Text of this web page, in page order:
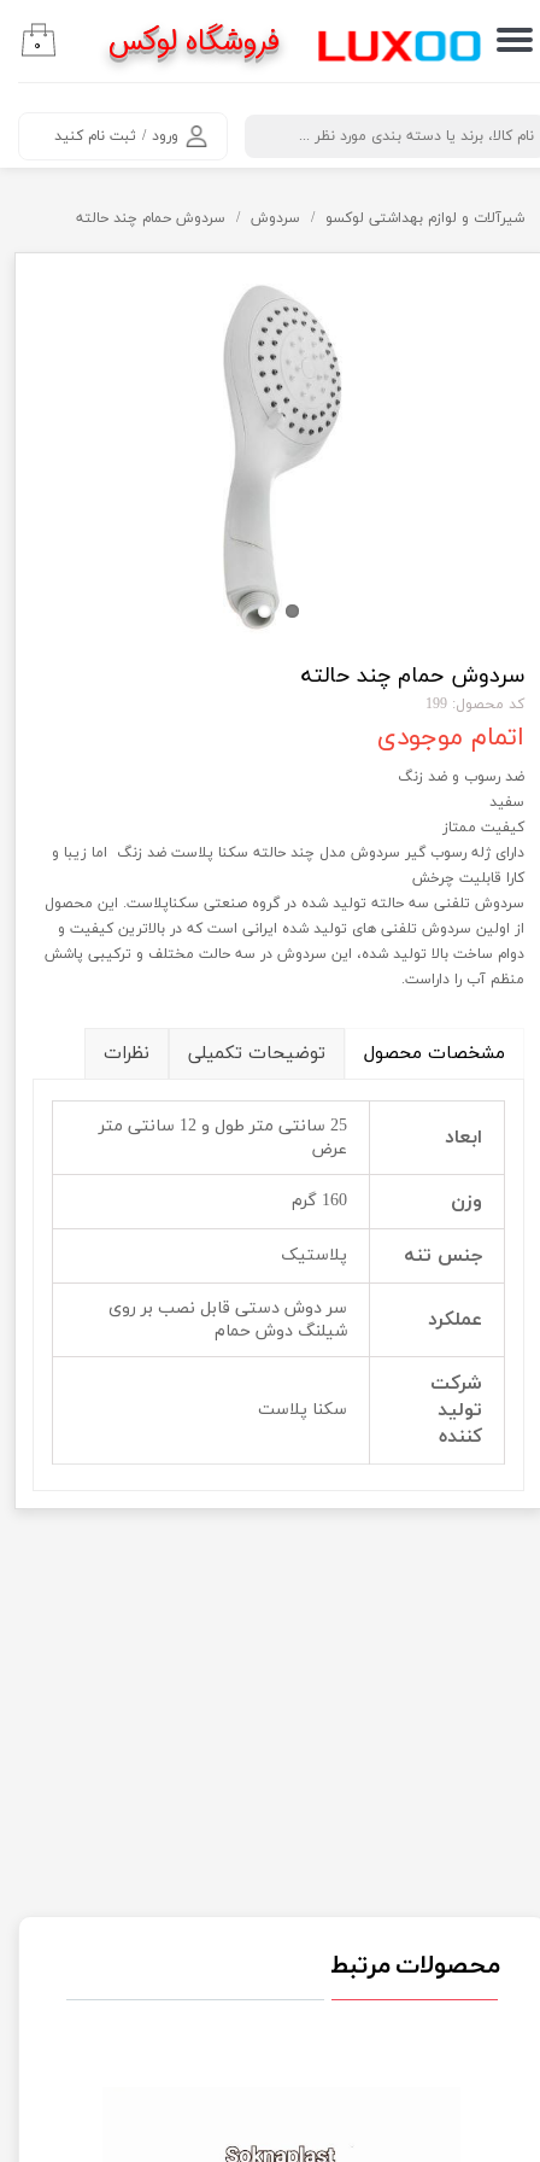
​جستجو ورود / ثبت نام کنید
حساب کاربری من
خروج از حساب کاربری
۰ فروشگاه لوکس
شیرآلات و لوازم بهداشتی لوکسو سردوش سردوش حمام چند حالته
سردوش حمام چند حالته
کد محصول: 199
اتمام موجودی
ضد رسوب و ضد زنگ
سفید
کیفیت ممتاز
دارای ژله رسوب گیر سردوش مدل چند حالته سکنا پلاست ضد زنگ اما زیبا و
کارا قابلیت چرخش
سردوش تلفنی سه حالته تولید شده در گروه صنعتی سکناپلاست. این محصول
از اولین سردوش تلفنی های تولید شده ایرانی است که در بالاترین کیفیت و
دوام ساخت بالا تولید شده، این سردوش در سه حالت مختلف و ترکیبی پاشش
منظم آب را داراست.
مشخصات محصول توضیحات تکمیلی نظرات
ابعاد
25 سانتی متر طول و 12 سانتی متر
عرض
وزن 160 گرم
جنس تنه پلاستیک
عملکرد
سر دوش دستی قابل نصب بر روی
شیلنگ دوش حمام
شرکت
تولید
کننده
سکنا پلاست
محصولات مرتبط